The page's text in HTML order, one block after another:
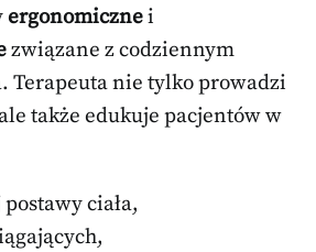
ergonomicznei
związane z codziennym
Terapeuta nie tylko prowadzi
także edukuje pacjentów w
ciała,